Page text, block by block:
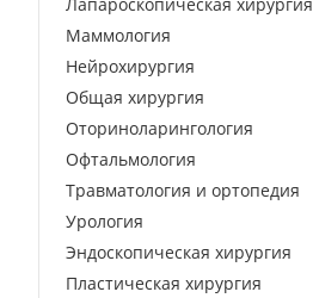
Маммология
Нейрохирургия
Общая хирургия
Оториноларингология
Офтальмология
Травматология и ортопедия
Урология
Эндоскопическая хирургия
Пластическая хирургия